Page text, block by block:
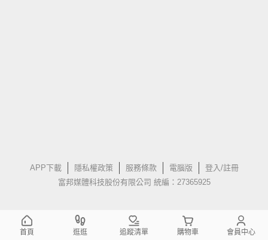
APP下載 隱私權政策 服務條款 電腦版
登入/註冊
富邦媒體科技股份有限公司 統編：27365925
首頁 逛逛 追蹤清單 購物車 會員中心